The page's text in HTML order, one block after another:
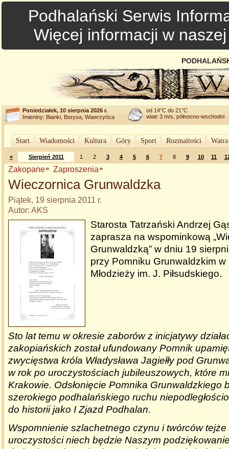
Podhalański Serwis
Więcej informacji w
Poniedziałek, 10 sierpnia 2026 r.
Imieniny: Bianki, Borysa, Wawrzyńca
od 14°C do 21°C
wiatr 3 m/s, północno-wschodni
Start Wiadomości Kultura Góry Sport Rozmaitości
« Sierpień 2011 1 2 3 4 5 6 7 8 9 10 11
Zakopane Zaproszenia
Wieczornica Grunwaldzka
Piątek, 19 sierpnia 2011 r.
Autor: AKS
Starosta Tatrzański Andrzej
zaprasza na wspominkową
Grunwaldzką” w dniu 19
przy Pomniku Grunwaldzkim
Młodzieży im. J. Piłsudskiego.
Sto lat temu w okresie zaborów z inicjatywy
zakopiańskich został ufundowany Pomnik
zwycięstwa króla Władysława Jagiełły pod
w rok po uroczystościach jubileuszowych, które
Krakowie. Odsłonięcie Pomnika Grunwaldzkiego
szerokiego podhalańskiego ruchu
do historii jako I Zjazd Podhalan.
Wspomnienie szlachetnego czynu i twórców
uroczystości niech będzie Naszym